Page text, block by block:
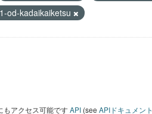
od-kadaikaiketsu
もアクセス可能ですAPI (see APIドキュメント